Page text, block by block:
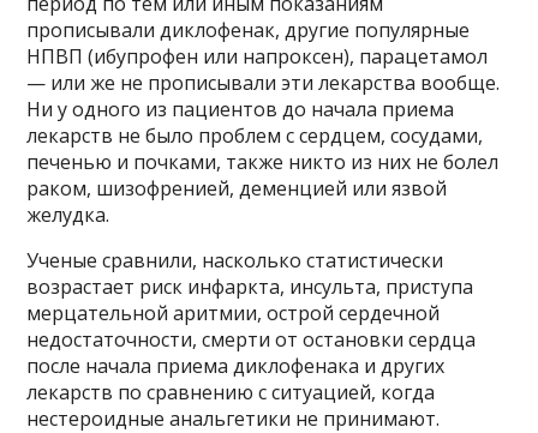
прописывали диклофенак, другие популярные
НПВП (ибупрофен или напроксен), парацетамол
— или же не прописывали эти лекарства вообще.
Ни у одного из пациентов до начала приема
лекарств не было проблем с сердцем, сосудами,
печенью и почками, также никто из них не болел
раком, шизофренией, деменцией или язвой
желудка.
Ученые сравнили, насколько статистически
возрастает риск инфаркта, инсульта, приступа
мерцательной аритмии, острой сердечной
недостаточности, смерти от остановки сердца
после начала приема диклофенака и других
лекарств по сравнению с ситуацией, когда
нестероидные анальгетики не принимают.